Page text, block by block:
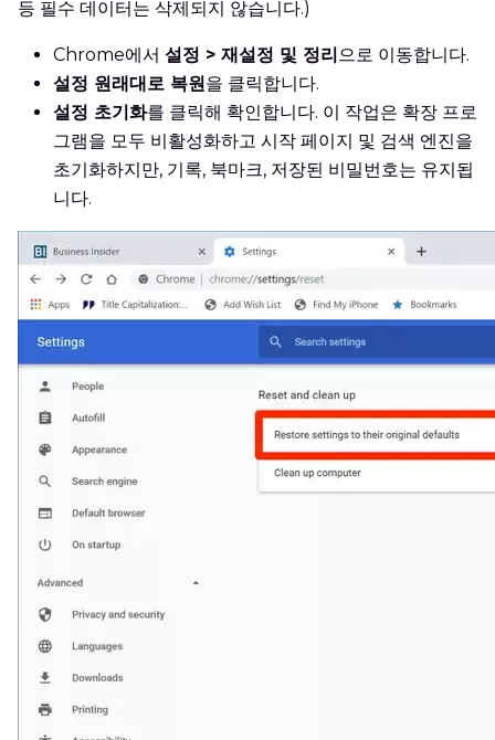
등 필수 데이터는 삭제되지 않습니다.)
Chrome에서 설정 > 재설정 및 정리 으로 이동합니다.
설정 원래대로 복원을 클릭합니다.
설정 초기화를 클릭해 확인합니다. 이 작업은 확장 프로
그램을 모두 비활성화하고 시작 페이지 및 검색 엔진을
초기화하지만, 기록, 북마크, 저장된 비밀번호는 유지됩
니다.